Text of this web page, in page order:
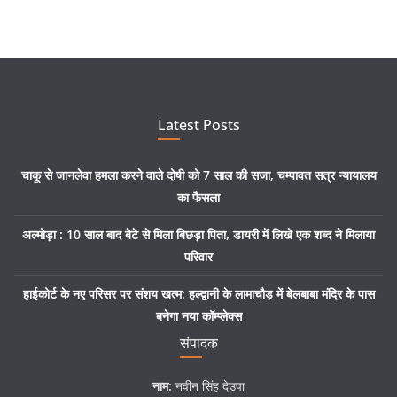
Latest Posts
चाकू से जानलेवा हमला करने वाले दोषी को 7 साल की सजा, चम्पावत सत्र न्यायालय
का फैसला
अल्मोड़ा : 10 साल बाद बेटे से मिला बिछड़ा पिता, डायरी में लिखे एक शब्द ने मिलाया
परिवार
हाईकोर्ट के नए परिसर पर संशय खत्म: हल्द्वानी के लामाचौड़ में बेलबाबा मंदिर के पास
बनेगा नया कॉम्प्लेक्स
संपादक
नाम: नवीन सिंह देउपा